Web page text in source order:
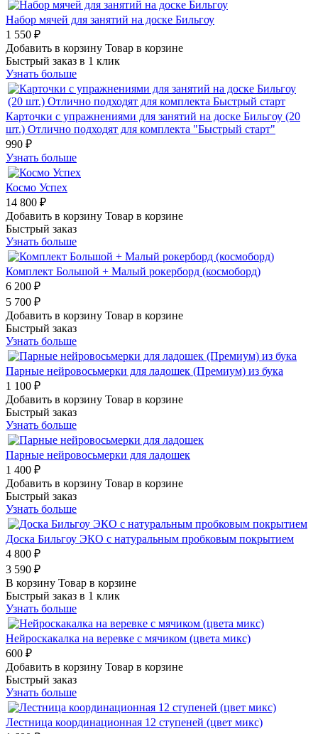
Набор мячей для занятий на доске Бильгоу
1 550 ₽
Добавить в корзину Товар в корзине
Быстрый заказ в 1 клик
Узнать больше
Карточки с упражнениями для занятий на доске Бильгоу (20
шт.) Отлично подходят для комплекта "Быстрый старт"
990 ₽
Узнать больше
Космо Успех
14 800 ₽
Добавить в корзину Товар в корзине
Быстрый заказ
Узнать больше
Комплект Большой + Малый рокерборд (космоборд)
6 200 ₽
5 700 ₽
Добавить в корзину Товар в корзине
Быстрый заказ
Узнать больше
Парные нейровосьмерки для ладошек (Премиум) из бука
1 100 ₽
Добавить в корзину Товар в корзине
Быстрый заказ
Узнать больше
Парные нейровосьмерки для ладошек
1 400 ₽
Добавить в корзину Товар в корзине
Быстрый заказ
Узнать больше
Доска Бильгоу ЭКО с натуральным пробковым покрытием
4 800 ₽
3 590 ₽
В корзину Товар в корзине
Быстрый заказ в 1 клик
Узнать больше
Нейроскакалка на веревке с мячиком (цвета микс)
600 ₽
Добавить в корзину Товар в корзине
Быстрый заказ
Узнать больше
Лестница координационная 12 ступеней (цвет микс)